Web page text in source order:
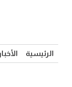
الرئيسية الأخبار